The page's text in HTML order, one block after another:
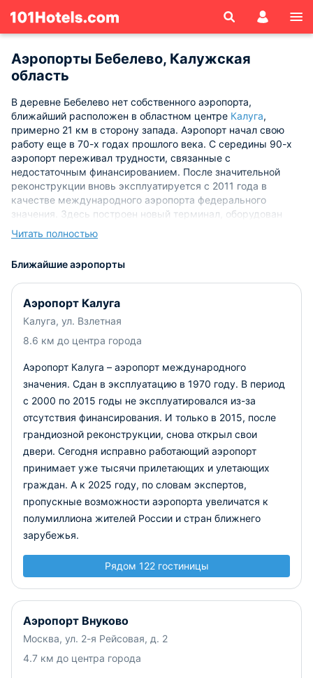
Аэропорты Бебелево, Калужская
область
В деревне Бебелево нет собственного аэропорта,
ближайший расположен в областном центре Калуга,
примерно 21 км в сторону запада. Аэропорт начал свою
работу еще в 70-х годах прошлого века. С середины 90-х
аэропорт переживал трудности, связанные с
недостаточным финансированием. После значительной
реконструкции вновь эксплуатируется с 2011 года в
качестве международного аэропорта федерального
значения. Здесь построен новый терминал, оборудован
аэровокзал с пропускной способностью 100 пассажиров в
час. Взлетно-посадочная полоса имеет длину 2200 метров,
авиалайнеров.
На сегодняшний день максимальный пассажирооборот
аэропорта ограничен цифрой в 250 тыс. человек в год. В
ближайшие годы планируется провести новую
реконструкцию воздушной гавани. Ее цель – увеличение
позволит снизить нагрузку на столичные аэропорты. Пока
из Калужской гавани ого аэропорта осуществляется
сообщение преимущественно по территории России,
международные рейсы немногочисленны.
Читать полностью
Ближайшие аэропорты
Аэропорт Калуга
Калуга, ул. Взлетная
8.6 км до центра города
Аэропорт Калуга – аэропорт международного
значения. Сдан в эксплуатацию в 1970 году. В период
с 2000 по 2015 годы не эксплуатировался из-за
отсутствия финансирования. И только в 2015, после
грандиозной реконструкции, снова открыл свои
двери. Сегодня исправно работающий аэропорт
принимает уже тысячи прилетающих и улетающих
граждан. А к 2025 году, по словам экспертов,
пропускные возможности аэропорта увеличатся к
полумиллиона жителей России и стран ближнего
зарубежья.
Рядом 122 гостиницы
Аэропорт Внуково
Москва, ул. 2-я Рейсовая, д. 2
4.7 км до центра города